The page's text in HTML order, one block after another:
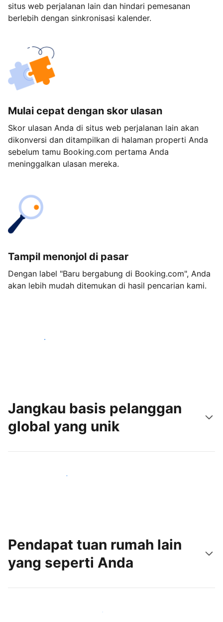
situs web perjalanan lain dan hindari pemesanan
berlebih dengan sinkronisasi kalender.
Mulai cepat dengan skor ulasan
Skor ulasan Anda di situs web perjalanan lain akan
dikonversi dan ditampilkan di halaman properti Anda
sebelum tamu Booking.com pertama Anda
meninggalkan ulasan mereka.
Tampil menonjol di pasar
Dengan label "Baru bergabung di Booking.com", Anda
akan lebih mudah ditemukan di hasil pencarian kami.
Mulai sekarang
Jangkau basis pelanggan
global yang unik
Jangkau tamu baru hari ini
Pendapat tuan rumah lain
yang seperti Anda
Gabung dengan tuan rumah lain seperti Anda